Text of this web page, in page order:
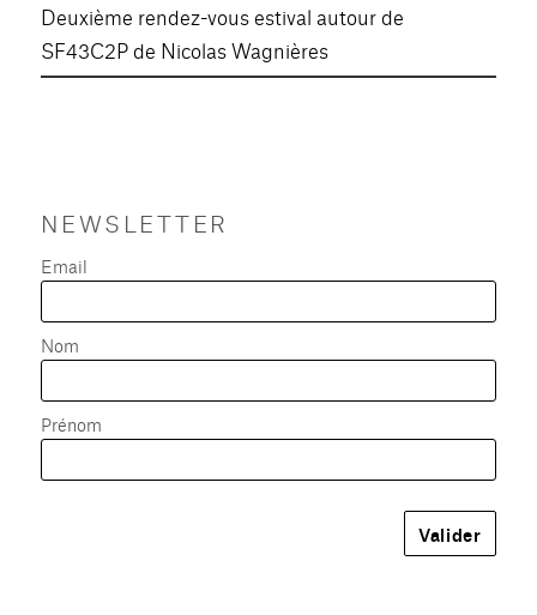
Deuxième rendez-vous estival autour de
SF43C2P de Nicolas Wagnières
NEWSLETTER
Email
Nom
Prénom